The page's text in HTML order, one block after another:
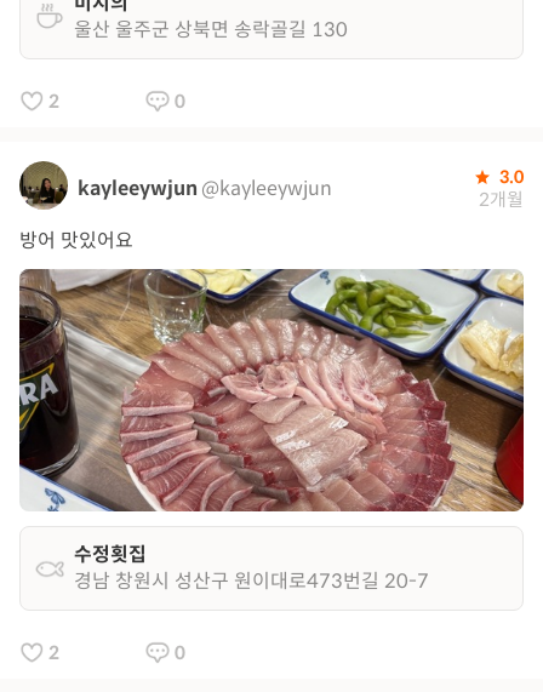
울산 울주군 상북면 송락골길 130
2 0
kayleeywjun @kayleeywjun 3.0
2개월
방어 맛있어요
수정횟집
경남 창원시 성산구 원이대로473번길 20-7
2 0